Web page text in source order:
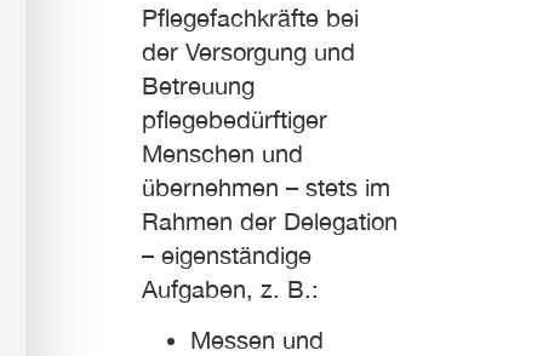
Pflegefachkräfte bei
der Versorgung und
Betreuung
pflegebedürftiger
Menschen und
übernehmen – stets im
Rahmen der Delegation
– eigenständige
Aufgaben, z. B.:
Messen und